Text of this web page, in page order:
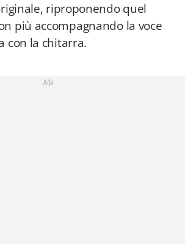
riproponendo quel
più accompagnando la voce
con la chitarra.
Adv